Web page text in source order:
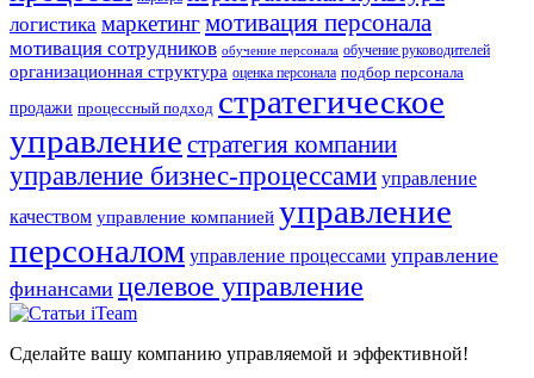
логистика маркетингмотивация персонала
мотивация сотрудников обучение персонала обучение руководителей
организационная структура оценка персонала подбор персонала
продажи процессный подход стратегическое
управление стратегия компании
управление бизнес-процессами управление
качеством управление компанией управление
персоналом управление процессами управление
финансами целевое управление
Сделайте вашу компанию управляемой и эффективной!